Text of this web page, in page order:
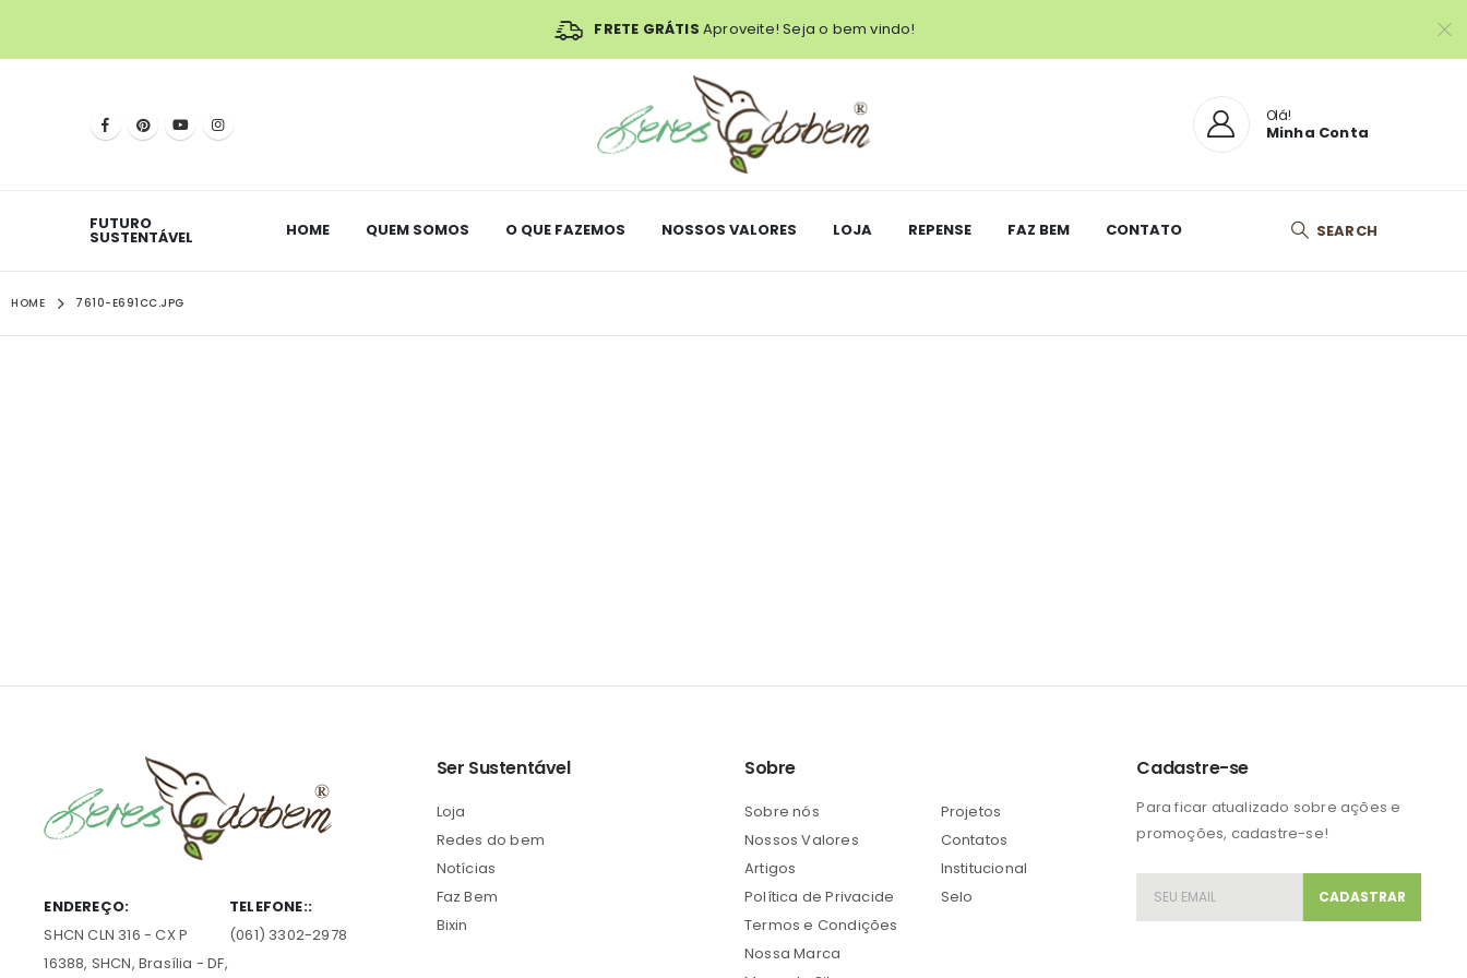
FRETE GRÁTIS Aproveite! Seja o bem vindo!
Olá!
Minha Conta
FUTURO
SUSTENTÁVEL HOME QUEM SOMOS O QUE FAZEMOS NOSSOS VALORES LOJA REPENSE FAZ BEM CONTATO SEARCH
HOME 7610-E691CC.JPG
ENDEREÇO:
SHCN CLN 316 - CX P
16388, SHCN, Brasília - DF,
TELEFONE::
(061) 3302-2978
Ser Sustentável
Loja
Redes do bem
Notícias
Faz Bem
Bixin
Sobre
Sobre nós
Nossos Valores
Artigos
Política de Privacide
Termos e Condições
Nossa Marca
Projetos
Contatos
Institucional
Selo
Cadastre-se
Para ficar atualizado sobre ações e
promoções, cadastre-se!